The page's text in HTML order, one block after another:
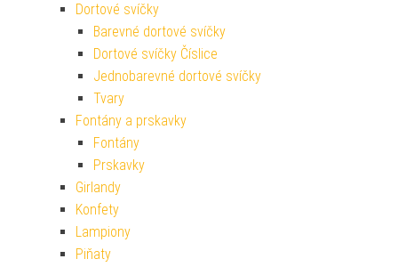
Dortové svíčky
Barevné dortové svíčky
Dortové svíčky Číslice
Jednobarevné dortové svíčky
Tvary
Fontány a prskavky
Fontány
Prskavky
Girlandy
Konfety
Lampiony
Piňaty